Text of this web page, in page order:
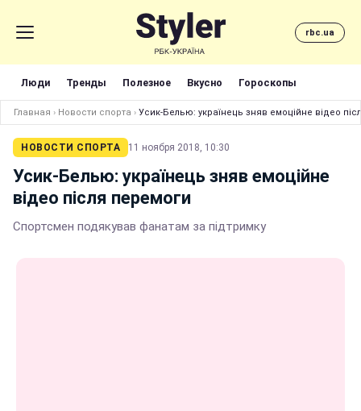
rbc.ua
Люди Тренды Полезное Вкусно Гороскопы
Главная › Новости спорта › Усик-Белью: українець зняв емоційне відео
НОВОСТИ СПОРТА 11 ноября 2018, 10:30
Усик-Белью: українець зняв емоційне
відео після перемоги
Спортсмен подякував фанатам за підтримку